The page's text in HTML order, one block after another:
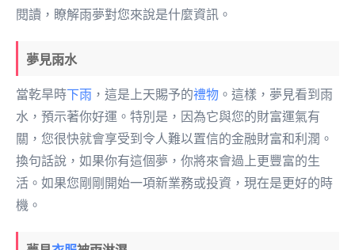
閱讀，瞭解雨夢對您來說是什麼資訊。
夢見雨水
當乾旱時下雨 ，這是上天賜予的禮物 。這樣，夢見看到雨
水，預示著你好運。特別是，因為它與您的財富運氣有
關，您很快就會享受到令人難以置信的金融財富和利潤。
換句話說，如果你有這個夢，你將來會過上更豐富的生
活。如果您剛剛開始一項新業務或投資，現在是更好的時
機。